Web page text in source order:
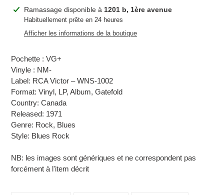
Ajout
produit
panier
Ramassage disponible à 1201 b, 1ère avenue
Habituellement prête en 24 heures
Afficher les informations de la boutique
Pochette : VG+
Vinyle : NM-
Label: RCA Victor – WNS-1002
Format: Vinyl, LP, Album, Gatefold
Country: Canada
Released: 1971
Genre: Rock, Blues
Style: Blues Rock
NB: les images sont génériques et ne correspondent pas
forcément à l'item décrit